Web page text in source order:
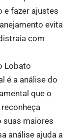
e fazer ajustes
evita
com
Lobato
é a análise do
que o
suas maiores
análise ajuda a